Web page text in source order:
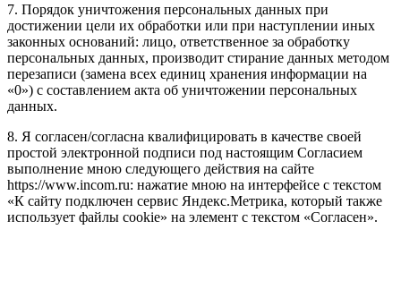
7. Порядок уничтожения персональных данных при
достижении цели их обработки или при наступлении иных
законных оснований: лицо, ответственное за обработку
персональных данных, производит стирание данных методом
перезаписи (замена всех единиц хранения информации на
«0») с составлением акта об уничтожении персональных
данных.
8. Я согласен/согласна квалифицировать в качестве своей
простой электронной подписи под настоящим Согласием
выполнение мною следующего действия на сайте
https://www.incom.ru: нажатие мною на интерфейсе с текстом
«К сайту подключен сервис Яндекс.Метрика, который также
использует файлы cookie» на элемент с текстом «Согласен».